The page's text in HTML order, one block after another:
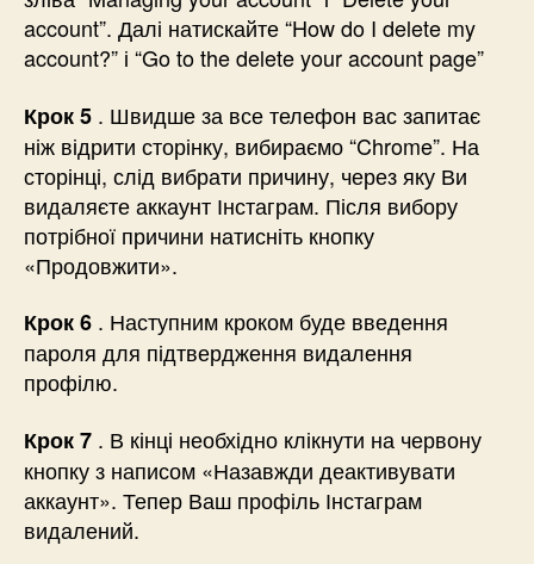
account”. Далі натискайте “How do I delete my
account?” і “Go to the delete your account page”
Крок 5 . Швидше за все телефон вас запитає
ніж відрити сторінку, вибираємо “Chrome”. На
сторінці, слід вибрати причину, через яку Ви
видаляєте аккаунт Інстаграм. Після вибору
потрібної причини натисніть кнопку
«Продовжити».
Крок 6 . Наступним кроком буде введення
пароля для підтвердження видалення
профілю.
Крок 7 . В кінці необхідно клікнути на червону
кнопку з написом «Назавжди деактивувати
аккаунт». Тепер Ваш профіль Інстаграм
видалений.